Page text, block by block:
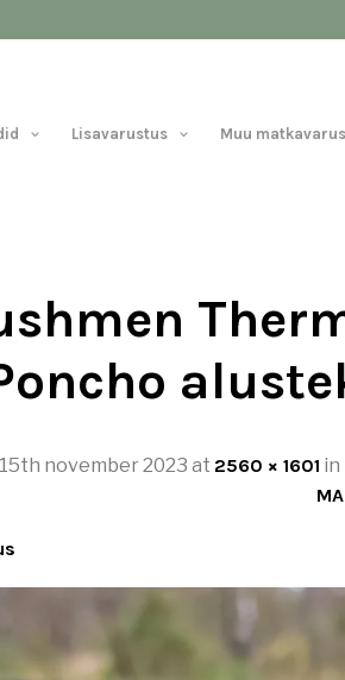
Lisavarustus Muu
15th november 2023 at 2560 × 1601 in